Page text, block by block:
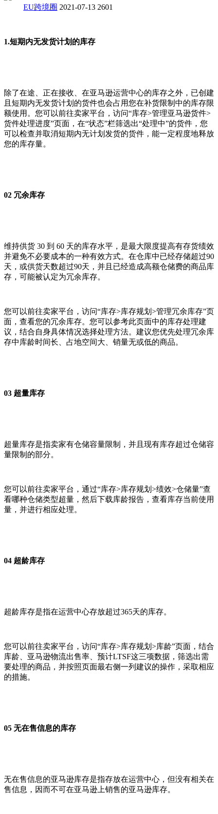
EU跨境圈 2021-07-13 2601
1.短期内无发货计划的库存
除了在途、正在接收、在亚马逊运营中心的库存之外，已创建
且短期内无发货计划的货件也会占用您在补货限制中的库存限
额使用。您可以前往卖家平台，访问“库存>管理亚马逊货件>
货件处理进度”页面，在“状态”栏筛选出“处理中”的货件，您
可以检查并取消短期内无计划发货的货件，能一定程度地释放
您的库存量。
02 冗余库存
维持供货 30 到 60 天的库存水平，是最大限度提高有存货绩效
并避免不必要成本的一种有效方式。在仓库中已经存储超过90
天，或供货天数超过90天，并且已经造成高额仓储费的商品库
存，可能被认定为冗余库存。
您可以前往卖家平台，访问“库存>库存规划>管理冗余库存”页
面，查看您的冗余库存。您可以参考此页面中的库存处理建
议，结合自身具体情况选择处理方法。建议您优先处理冗余库
存中库龄时间长、占地空间大、销量无或低的商品。
03 超量库存
超量库存是指卖家有仓储容量限制，并且现有库存超过仓储容
量限制的部分。
您可以前往卖家平台，通过“库存>库存规划>绩效>仓储量”查
看哪种仓储类型超量，然后下载库龄报告，查看库存当前使用
量，并进行相应处理。
04 超龄库存
超龄库存是指在运营中心存放超过365天的库存。
您可以前往卖家平台，访问“库存>库存规划>库龄”页面，结合
库龄、亚马逊物流出售率、预计LTSF这三项数据，筛选出需
要处理的商品，并按照页面最右侧一列建议的操作，采取相应
的措施。
05 无在售信息的库存
无在售信息的亚马逊库存是指存放在运营中心，但没有相关在
售信息，因而不可在亚马逊上销售的亚马逊库存。